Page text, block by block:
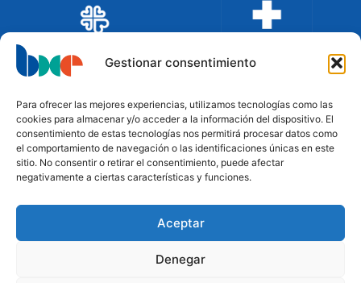
Gestionar consentimiento
Para ofrecer las mejores experiencias, utilizamos tecnologías como las
cookies para almacenar y/o acceder a la información del dispositivo. El
consentimiento de estas tecnologías nos permitirá procesar datos como
el comportamiento de navegación o las identificaciones únicas en este
sitio. No consentir o retirar el consentimiento, puede afectar
negativamente a ciertas características y funciones.
Aceptar
Denegar
Financian